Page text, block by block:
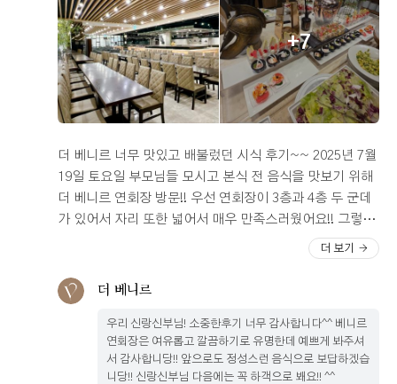
력해도 장부는 필수 !!!!!! 진촤 마지막 음 마지막으로 안산
에 유명한 데 많지만 전 후회 안해요 흐흐 안산 예식장 더베
니르 진자진짜 진쫘 추천 !!!!!! 궁금한 점은 모조리 알려드
릴게요 그럼 이만 ~~~~
+7
더 베니르 너무 맛있고 배불렀던 시식 후기~~ 2025년 7월
19일 토요일 부모님들 모시고 본식 전 음식을 맛보기 위해
더 베니르 연회장 방문!! 우선 연회장이 3층과 4층 두 군데
가 있어서 자리 또한 넓어서 매우 만족스러웠어요!! 그렇지
만 자리 못지 않게 음식 또한 맛이 있어야지 하는 걱정이 있
민이 이런거구나 하는 생각이 들더군요!! 원래 저는 먹는것
만 먹는 스타일인데 시식날 만큼은 조금씩 다 먹어보겠다
는 마인드로 방문하였습니다! 우선 연회장 자체는 정말 깔
끔하고 장식품 또한 이쁘고 눈을 정말 즐겁게 해놨어요!! 제
가 한식위주로 좋아하는데 한식은 정말 맛있더군요... 그
더 보기
더 베니르
우리 신랑신부님! 소중한후기 너무 감사합니다^^ 베니르
연회장은 여유롭고 깔끔하기로 유명한데 예쁘게 봐주셔
서 감사합니당!! 앞으로도 정성스런 음식으로 보답하겠습
니당!! 신랑신부님 다음에는 꼭 하객으로 봬요!! ^^